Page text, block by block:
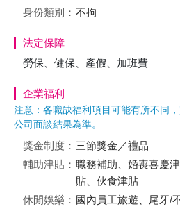
身份類別： 不拘
法定保障
勞保、健保、產假、加班費
企業福利
注意：各職缺福利項目可能有所不同
公司面談結果為準。
獎金制度： 三節獎金／禮品
輔助津貼： 職務補助、婚喪喜慶
貼、伙食津貼
休閒娛樂： 國內員工旅遊、尾牙/